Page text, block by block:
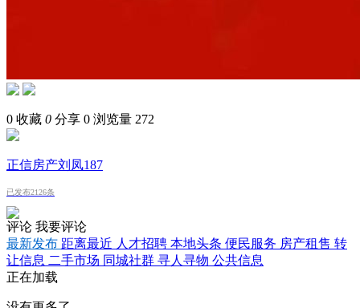
0 收藏 0 分享 0 浏览量 272
正信房产刘凤187
已发布2126条
评论 我要评论
最新发布 距离最近 人才招聘 本地头条 便民服务 房产租售 转
让信息 二手市场 同城社群 寻人寻物 公共信息
正在加载